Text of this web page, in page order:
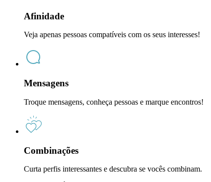
Afinidade
Veja apenas pessoas compatíveis com os seus interesses!
Mensagens
Troque mensagens, conheça pessoas e marque encontros!
Combinações
Curta perfis interessantes e descubra se vocês combinam.